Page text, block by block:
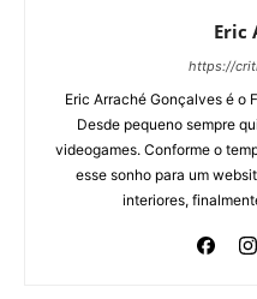
Eric
https://
Eric Arraché Gonçalves é o
Desde pequeno sempre
videogames. Conforme o
esse sonho para um
interiores,